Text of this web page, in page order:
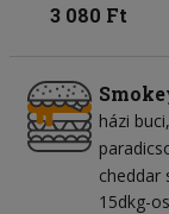
3 080 Ft
házi buci
cheddar
15dkg-